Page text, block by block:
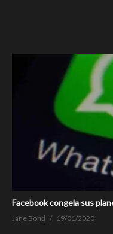
Facebook congela sus
Jane Bond 19/01/2020